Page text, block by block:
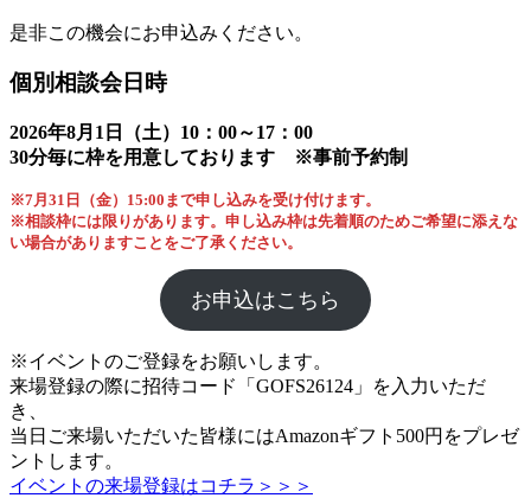
是非この機会にお申込みください。
個別相談会日時
2026年8月1日（土）10：00～17：00
30分毎に枠を用意しております
※事前予約制
※7月31日（金）15:00まで申し込みを受け付けます。
※相談枠には限りがあります。申し込み枠は先着順のためご希望に添えな
い場合がありますことをご了承ください。
お申込はこちら
※イベントのご登録をお願いします。
来場登録の際に招待コード「GOFS26124」を入力いただ
き、
当日ご来場いただいた皆様にはAmazonギフト500円をプレゼ
ントします。
イベントの来場登録はコチラ＞＞＞